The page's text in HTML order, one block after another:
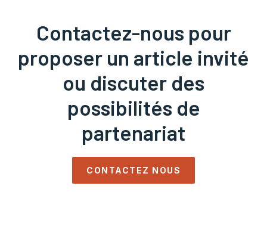
Contactez-nous pour
proposer un article invité
ou discuter des
possibilités de
partenariat
CONTACTEZ NOUS